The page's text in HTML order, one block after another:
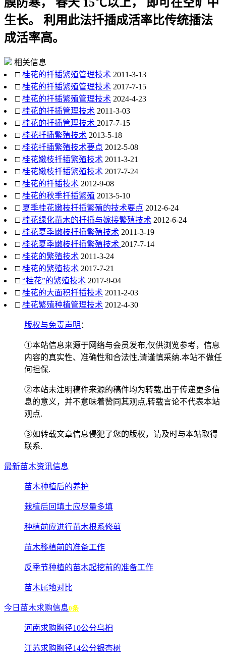
生长。 利用此法扦插成活率比传统插法
成活率高。
相关信息
□ 桂花的扦插繁殖管理技术 2011-3-13
□ 桂花的扦插繁殖管理技术 2017-7-15
□ 桂花的扦插繁殖管理技术 2024-4-23
□ 桂花的扦插管理技术 2011-3-03
□ 桂花的扦插管理技术 2017-7-15
□ 桂花扦插繁殖技术 2013-5-18
□ 桂花扦插繁殖技术要点 2012-5-08
□ 桂花嫩枝扦插繁殖技术 2011-3-21
□ 桂花嫩枝扦插繁殖技术 2017-7-24
□ 桂花的扦插技术 2012-9-08
□ 桂花的秋季扦插繁殖 2013-5-10
□ 夏季桂花嫩枝扦插繁殖的技术要点 2012-6-24
□ 桂花绿化苗木的扦插与嫁接繁殖技术 2012-6-24
□ 桂花夏季嫩枝扦插繁殖技术 2011-3-19
□ 桂花夏季嫩枝扦插繁殖技术 2017-7-14
□ 桂花的繁殖技术 2011-3-24
□ 桂花的繁殖技术 2017-7-21
□ “桂花”的繁殖技术 2017-9-04
□ 桂花的大面积扦插技术 2011-2-03
□ 桂花繁殖种植管理技术 2012-4-30
版权与免责声明 ：
①本站信息来源于网络与会员发布,仅供浏览参考，信息
内容的真实性、准确性和合法性,请谨慎采纳.本站不做任
何担保.
②本站未注明稿件来源的稿件均为转载,出于传递更多信
息的意义，并不意味着赞同其观点,转载言论不代表本站
观点.
③如转载文章信息侵犯了您的版权，请及时与本站取得
联系.
最新苗木资讯信息
苗木种植后的养护
栽植后回填土应尽量多填
种植前应进行苗木根系修剪
苗木移植前的准备工作
反季节种植的苗木起挖前的准备工作
苗木属地对比
今日苗木求购信息0条
河南求购胸径10公分乌桕
江苏求购胸径14公分银杏树